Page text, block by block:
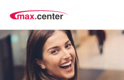
Montag
MONTAG
Dienstag
DIENSTAG